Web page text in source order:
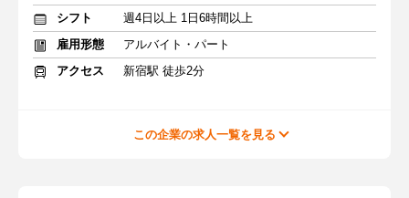
シフト
週4日以上 1日6時間以上
雇用形態
アルバイト・パート
アクセス
新宿駅 徒歩2分
この企業の求人一覧を見る